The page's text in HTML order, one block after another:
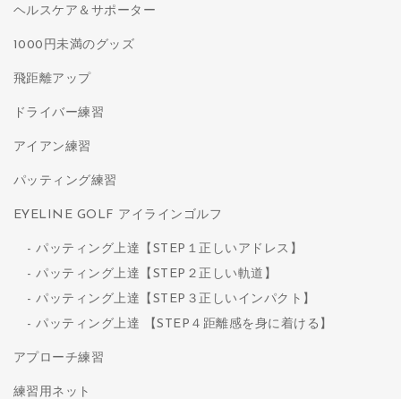
ヘルスケア＆サポーター
1000円未満のグッズ
飛距離アップ
ドライバー練習
アイアン練習
パッティング練習
EYELINE GOLF アイラインゴルフ
パッティング上達【STEP１正しいアドレス】
パッティング上達【STEP２正しい軌道】
パッティング上達【STEP３正しいインパクト】
パッティング上達 【STEP４距離感を身に着ける】
アプローチ練習
練習用ネット